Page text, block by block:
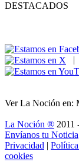
DESTACADOS
|
Ver La Noción en:
La Noción ® 2011
Envíanos tu Noticia
Privacidad |
cookies